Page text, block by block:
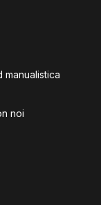
manualistica
noi